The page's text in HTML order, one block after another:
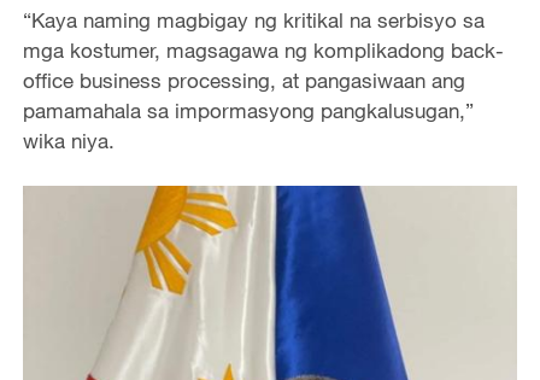
“Kaya naming magbigay ng kritikal na serbisyo sa
mga kostumer, magsagawa ng komplikadong back-
office business processing, at pangasiwaan ang
pamamahala sa impormasyong pangkalusugan,”
wika niya.